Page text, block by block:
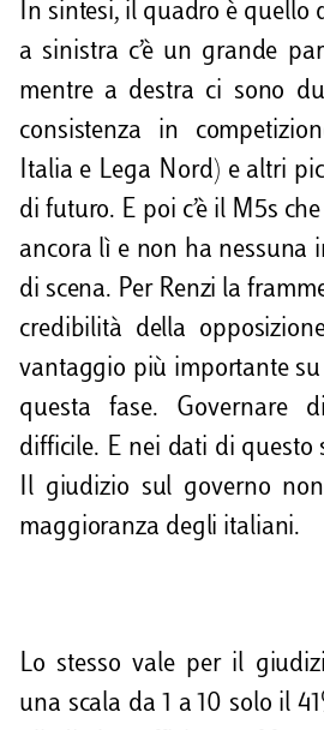
In sintesi, il quadro è quello
a sinistra c’è un grande
mentre a destra ci sono
consistenza in
Italia e Lega Nord) e altri
di futuro. E poi c’è il M5s
ancora lì e non ha nessuna
di scena. Per Renzi la
credibilità della
vantaggio più importante
questa fase. Governare
difficile. E nei dati di questo
Il giudizio sul governo
maggioranza degli italiani.
Lo stesso vale per il
una scala da 1 a 10 solo il